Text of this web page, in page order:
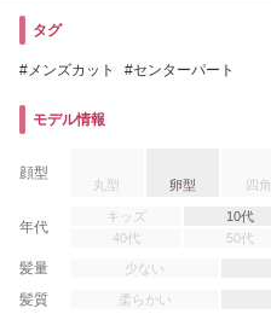
タグ
メンズカット センターパート
モデル情報
顔型
丸型 卵型 四角
年代
キッズ 10代
40代
50代
髪量 少ない
髪質 柔らかい